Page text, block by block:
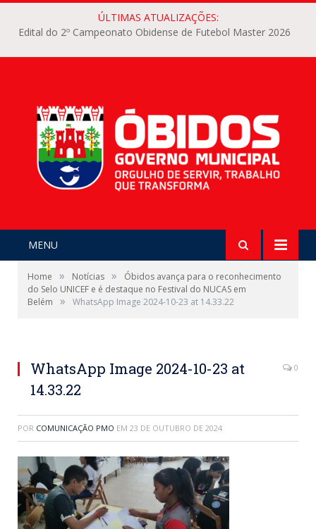
ÚLTIMAS ATUALIZAÇÕES:
Edital do 2º Campeonato Obidense de Futebol Master 2026
MENU
Home » Notícias »
Óbidos avança para o reconhecimento
do Selo UNICEF e é destaque no Festival do NUCAS em
Belém
» WhatsApp Image 2024-10-23 at 14.33.22
WhatsApp Image 2024-10-23 at
14.33.22
0
POR COMUNICAÇÃO PMO EM 23 DE OUTUBRO DE 2024